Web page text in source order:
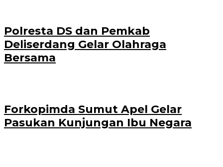
Polresta DS dan Pemkab
Deliserdang Gelar Olahraga
Bersama
Forkopimda Sumut Apel Gelar
Pasukan Kunjungan Ibu Negara